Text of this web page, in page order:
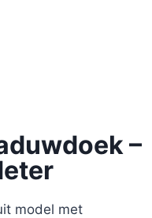
–
model met